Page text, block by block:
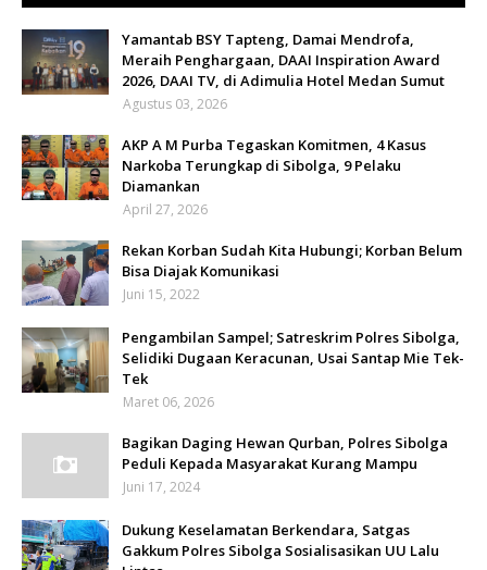
Yamantab BSY Tapteng, Damai Mendrofa,
Meraih Penghargaan, DAAI Inspiration Award
2026, DAAI TV, di Adimulia Hotel Medan Sumut
Agustus 03, 2026
AKP A M Purba Tegaskan Komitmen, 4 Kasus
Narkoba Terungkap di Sibolga, 9 Pelaku
Diamankan
April 27, 2026
Rekan Korban Sudah Kita Hubungi; Korban Belum
Bisa Diajak Komunikasi
Juni 15, 2022
Pengambilan Sampel; Satreskrim Polres Sibolga,
Selidiki Dugaan Keracunan, Usai Santap Mie Tek-
Tek
Maret 06, 2026
Bagikan Daging Hewan Qurban, Polres Sibolga
Peduli Kepada Masyarakat Kurang Mampu
Juni 17, 2024
Dukung Keselamatan Berkendara, Satgas
Gakkum Polres Sibolga Sosialisasikan UU Lalu